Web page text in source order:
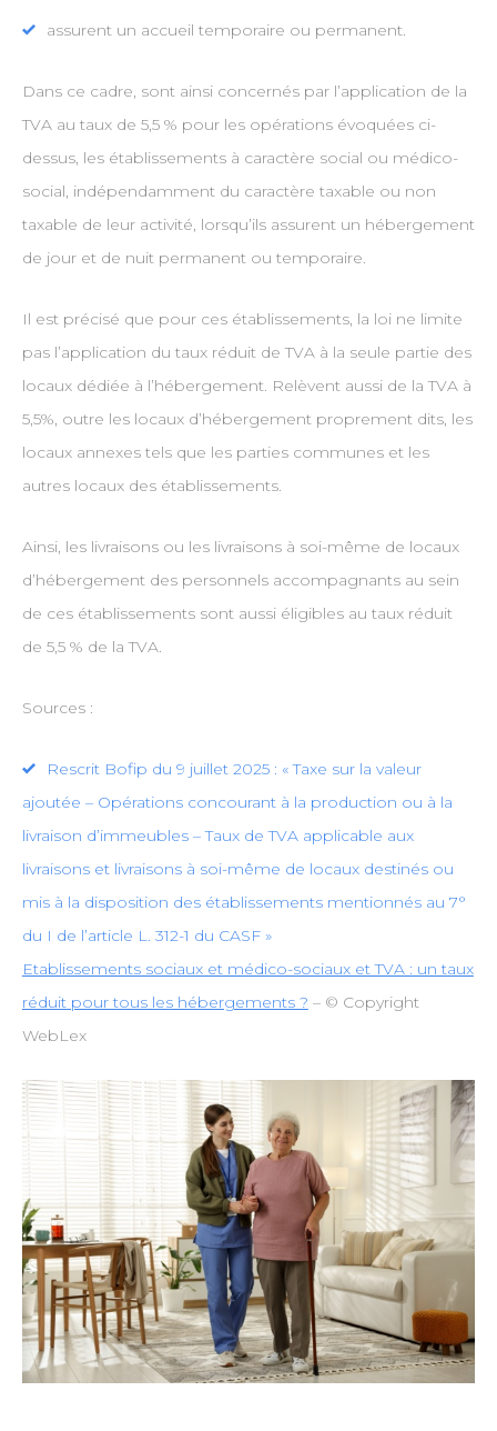
assurent un accueil temporaire ou permanent.
Dans ce cadre, sont ainsi concernés par l’application de la
TVA au taux de 5,5 % pour les opérations évoquées ci-
dessus, les établissements à caractère social ou médico-
social, indépendamment du caractère taxable ou non
taxable de leur activité, lorsqu’ils assurent un hébergement
de jour et de nuit permanent ou temporaire.
Il est précisé que pour ces établissements, la loi ne limite
pas l’application du taux réduit de TVA à la seule partie des
locaux dédiée à l’hébergement. Relèvent aussi de la TVA à
5,5%, outre les locaux d’hébergement proprement dits, les
locaux annexes tels que les parties communes et les
autres locaux des établissements.
Ainsi, les livraisons ou les livraisons à soi-même de locaux
d’hébergement des personnels accompagnants au sein
de ces établissements sont aussi éligibles au taux réduit
de 5,5 % de la TVA.
Sources :
Rescrit Bofip du 9 juillet 2025 : « Taxe sur la valeur
ajoutée – Opérations concourant à la production ou à la
livraison d’immeubles – Taux de TVA applicable aux
livraisons et livraisons à soi-même de locaux destinés ou
mis à la disposition des établissements mentionnés au 7°
du I de l’article L. 312-1 du CASF »
Etablissements sociaux et médico-sociaux et TVA : un taux
réduit pour tous les hébergements ? – © Copyright
WebLex